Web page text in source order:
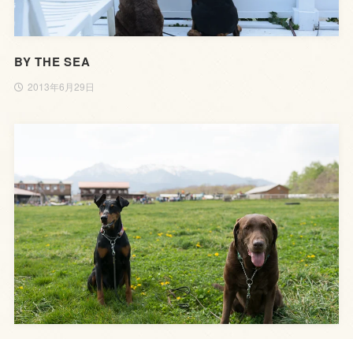
BY THE SEA
2013年6月29日